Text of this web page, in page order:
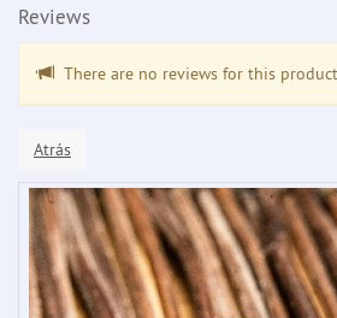
Reviews
There are no reviews for this product
Atrás